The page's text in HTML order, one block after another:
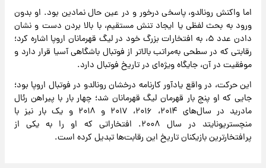
اما واکنش رونالدو، پاسخی درخور و در عین حال نمادین بود. او بدون
ورود به بحث لفظی یا ایجاد تنش مستقیم، با بالا بردن دست و نشان
دادن عدد ۵، به افتخارات بزرگ خود در لیگ قهرمانان اروپا اشاره کرد؛
رقابتی که در سطحی به‌مراتب بالاتر از فوتبال باشگاهی آسیا قرار دارد و
موفقیت در آن، جایگاه ویژه‌ای در تاریخ فوتبال دارد.
این حرکت، در واقع یادآور کارنامه درخشان رونالدو در فوتبال اروپا بود؛
جایی که او پنج بار قهرمان لیگ قهرمانان شد؛ چهار بار با پیراهن رئال
مادرید در سال‌های ۲۰۱۴، ۲۰۱۶، ۲۰۱۷ و ۲۰۱۸ و یک بار نیز با
منچستریونایتد در سال ۲۰۰۸. افتخاراتی که او را به یکی از
پرافتخارترین بازیکنان تاریخ این رقابت‌ها تبدیل کرده است.